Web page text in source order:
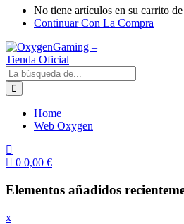
No tiene artículos en su carrito
Continuar Con La Compra
Home
Web Oxygen
0 0,00 €
Elementos añadidos
x